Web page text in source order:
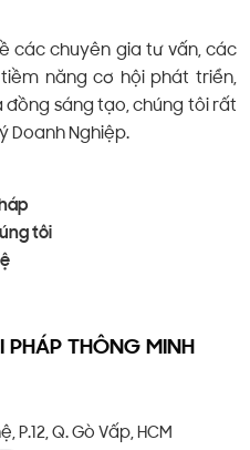
các chuyên gia tư vấn, các
năng cơ hội phát triển,
đồng sáng tạo, chúng tôi rất
Doanh Nghiệp.
tôi
THÔNG MINH
P.12, Q. Gò Vấp, HCM